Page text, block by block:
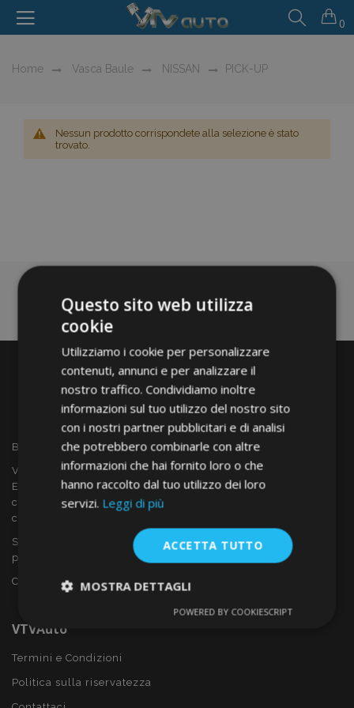
0
Home Vasca Baule NISSAN PICK-UP
Nessun prodotto corrispondete alla selezione è stato
trovato.
Benvenuto a VTVAUTO
VTVAUTO è rivenditore e fornitore all'ingrosso in tutta
Europa, di accessori per auto come:
copricerchi, deflettori, coprisedili, tappetini per auto,
coperchi cromati, rollbars ecc.
Sei interessato al dropshipping o vuoi diventare nostro
partner?
Contattaci oggi stesso!
VTVAuto
Termini e Condizioni
Politica sulla riservatezza
Questo sito web utilizza
cookie
Utilizziamo i cookie per personalizzare
contenuti, annunci e per analizzare il
nostro traffico. Condividiamo inoltre
informazioni sul tuo utilizzo del nostro sito
con i nostri partner pubblicitari e di analisi
che potrebbero combinarle con altre
informazioni che hai fornito loro o che
hanno raccolto dal tuo utilizzo dei loro
servizi. Leggi di più
ACCETTA TUTTO
MOSTRA DETTAGLI
Performance
POWERED BY COOKIESCRIPT